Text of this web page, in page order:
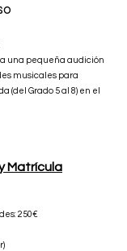
una pequeña audición
musicales para
(del Grado 5 al 8) en el
Matrícula
250€